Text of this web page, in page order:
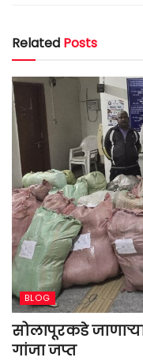
Related Posts
BLOG
सोलापूरकडे
गांजा जप्त